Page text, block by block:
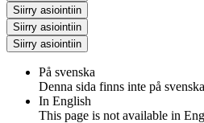
Siirry asiointiin
Siirry asiointiin
Siirry asiointiin
På svenska
Denna sida finns inte på
In English
This page is not available in